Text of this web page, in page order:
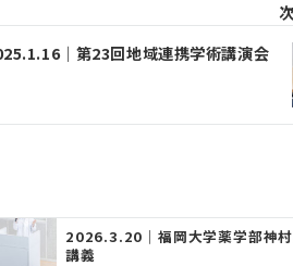
｜第23回地域連携学術講演会
2026.3.20｜福岡大学薬学部神
講義